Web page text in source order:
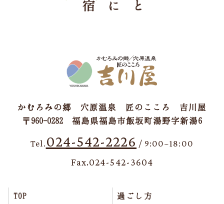
かむろみの郷 穴原温泉 匠のこころ 吉川屋
〒960-0282 福島県福島市飯坂町湯野字新湯6
Tel. 024-542-2226 / 9:00~18:00
Fax.024-542-3604
TOP
過ごし方